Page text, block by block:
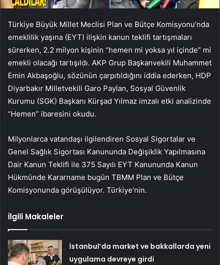
Türkiye Büyük Millet Meclisi Plan ve Bütçe Komisyonu’nda
emeklilik yaşına (EYT) ilişkin kanun teklifi tartışmaları
sürerken, 2.2 milyon kişinin “hemen mi yoksa yıl içinde” mi
emekli olacağı tartışıldı. AKP Grup Başkanvekili Muhammet
Emin Akbaşoğlu, sözünün çarpıtıldığını iddia ederken, HDP
Diyarbakır Milletvekili Garo Paylan, Sosyal Güvenlik
Kurumu (SGK) Başkanı Kürşad Yılmaz imzalı etki analizinde
“Hemen” ibaresini okudu.
Milyonlarca vatandaşı ilgilendiren Sosyal Sigortalar ve
Genel Sağlık Sigortası Kanununda Değişiklik Yapılmasına
Dair Kanun Teklifi ile 375 Sayılı EYT Kanununda Kanun
Hükmünde Kararname bugün TBMM Plan ve Bütçe
Komisyonunda görüşülüyor. Türkiye’nin.
İlgili Makaleler
İstanbul’da market ve bakkallarda yeni
uygulama devreye girdi